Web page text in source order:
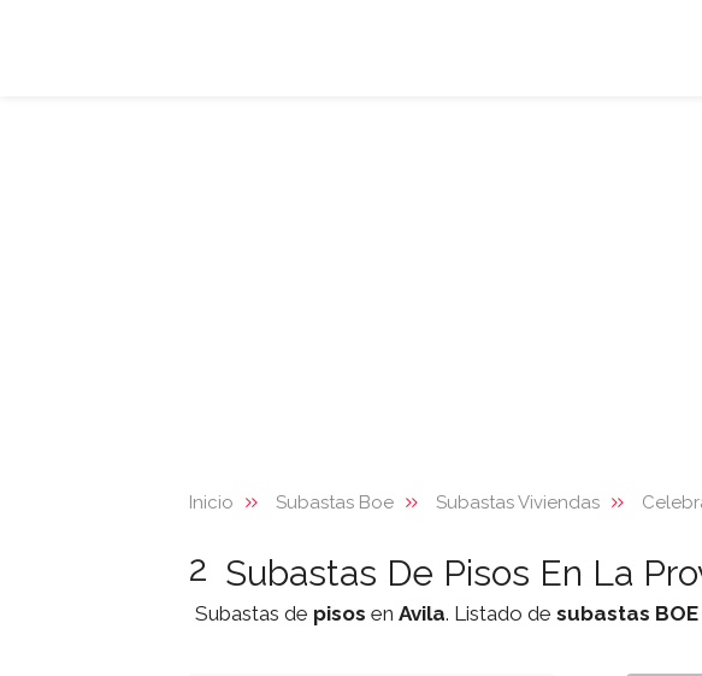
Inicio Subastas Boe Subastas Viviendas
2 Subastas De Pisos En La
Subastas de pisos en Avila. Listado de subastas BOE